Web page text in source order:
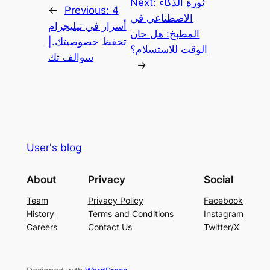
← Previous: 4
أسرار في تيليجرام
تحفظ خصوصيتك.|
سوالف تك
الاصطناعي في
المطبخ: هل حان
الوقت للاستسلام؟
→
User's blog
About
Team
History
Careers
Privacy
Privacy Policy
Terms and Conditions
Contact Us
Social
Facebook
Instagram
Twitter/X